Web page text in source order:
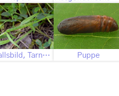
Befallsbild, Tarnung Puppe